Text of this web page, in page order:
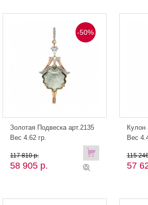
-50%
Золотая Подвеска арт.2135
Вес 4.62 гр.
58 905 р.
117 810 р.
Кулон
Вес
57
115